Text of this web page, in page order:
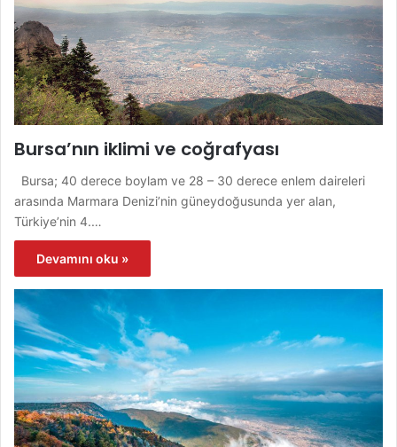
Bursa’nın iklimi ve coğrafyası
Bursa; 40 derece boylam ve 28 – 30 derece enlem daireleri
arasında Marmara Denizi’nin güneydoğusunda yer alan,
Türkiye’nin 4.…
Devamını oku »